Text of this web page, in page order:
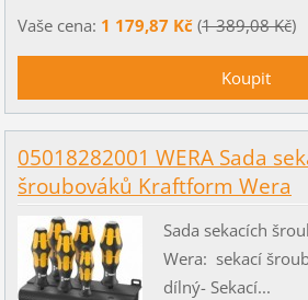
Vaše cena: 1 179,87 Kč(1 389,08 Kč)
05018282001 WERA Sada
šroubováků Kraftform Wera
Sada sekacích
Wera: sekací
dílný- Sekací...